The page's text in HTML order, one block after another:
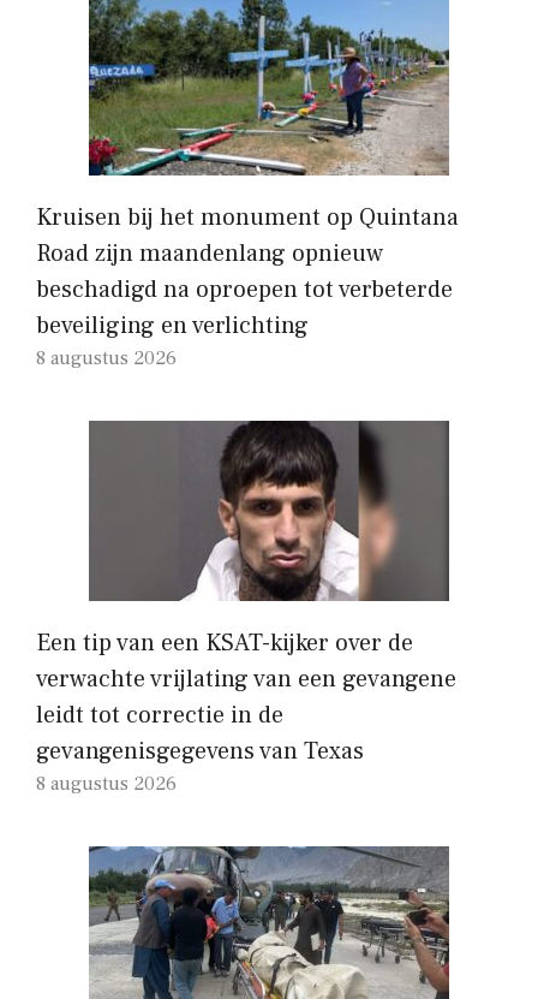
Kruisen bij het monument op Quintana
Road zijn maandenlang opnieuw
beschadigd na oproepen tot verbeterde
beveiliging en verlichting
8 augustus 2026
Een tip van een KSAT-kijker over de
verwachte vrijlating van een gevangene
leidt tot correctie in de
gevangenisgegevens van Texas
8 augustus 2026